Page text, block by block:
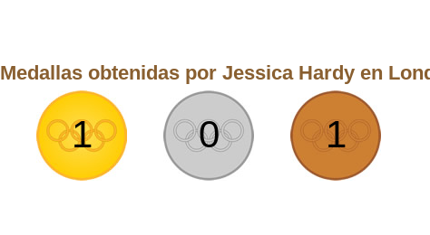
Medallas obtenidas por Jessica Hardy en
1 0 1